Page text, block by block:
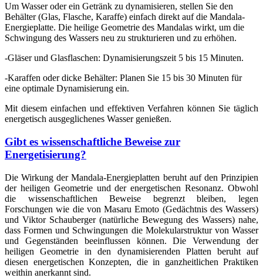
Um Wasser oder ein Getränk zu dynamisieren, stellen Sie den
Behälter (Glas, Flasche, Karaffe) einfach direkt auf die Mandala-
Energieplatte. Die heilige Geometrie des Mandalas wirkt, um die
Schwingung des Wassers neu zu strukturieren und zu erhöhen.
-Gläser und Glasflaschen: Dynamisierungszeit 5 bis 15 Minuten.
-Karaffen oder dicke Behälter: Planen Sie 15 bis 30 Minuten für
eine optimale Dynamisierung ein.
Mit diesem einfachen und effektiven Verfahren können Sie täglich
energetisch ausgeglichenes Wasser genießen.
Gibt es wissenschaftliche Beweise zur
Energetisierung?
Die Wirkung der Mandala-Energieplatten beruht auf den Prinzipien
der heiligen Geometrie und der energetischen Resonanz. Obwohl
die wissenschaftlichen Beweise begrenzt bleiben, legen
Forschungen wie die von Masaru Emoto (Gedächtnis des Wassers)
und Viktor Schauberger (natürliche Bewegung des Wassers) nahe,
dass Formen und Schwingungen die Molekularstruktur von Wasser
und Gegenständen beeinflussen können. Die Verwendung der
heiligen Geometrie in den dynamisierenden Platten beruht auf
diesen energetischen Konzepten, die in ganzheitlichen Praktiken
weithin anerkannt sind.